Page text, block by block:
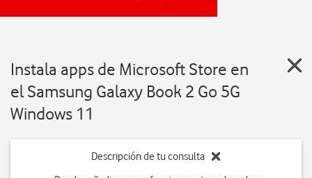
Instala apps de Microsoft Store en
el Samsung Galaxy Book 2 Go 5G
Windows 11
Descripción de tu consulta